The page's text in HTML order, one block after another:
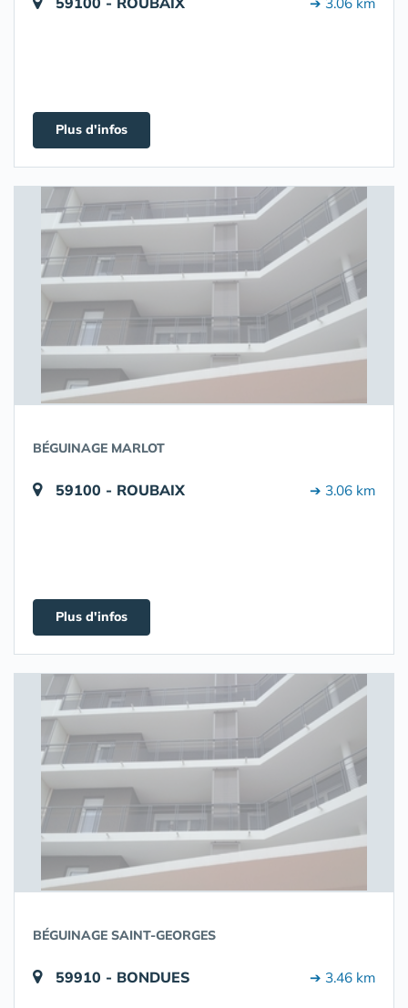
Plus d'infos
BÉGUINAGE MARLOT
59100 - ROUBAIX ➔ 3.06 km
Plus d'infos
BÉGUINAGE SAINT-GEORGES
59910 - BONDUES ➔ 3.46 km